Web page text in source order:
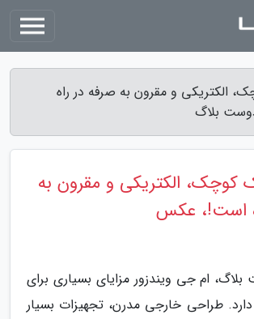
الکتریکی و مقرون به صرفه در راه
بلاگ
الکتریکی و مقرون به
است!، عکس
ام جی ویندزور مزایای بسیاری برای
طراحی خارجی مدرن، تجهیزات بسیار